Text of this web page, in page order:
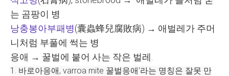
는 곰팡이 병
낭충봉아부패병(囊蟲蜂兒腐敗病) → 애벌레가 주머
니처럼 부풀에 썩는 병
응애 → 꿀벌에 붙어 사는 작은 벌레.
1. 바로아응애, varroa mite 꿀벌응애'라는 명칭은 잘못 만